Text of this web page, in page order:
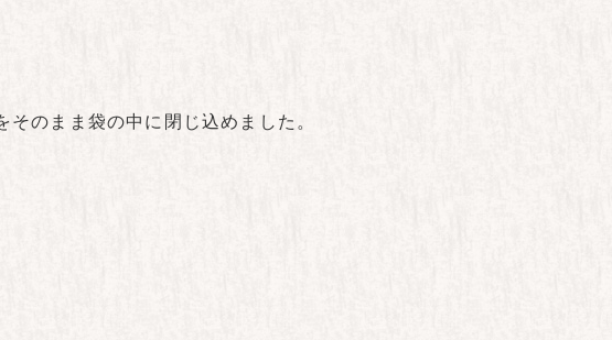
のまま袋の中に閉じ込めました。